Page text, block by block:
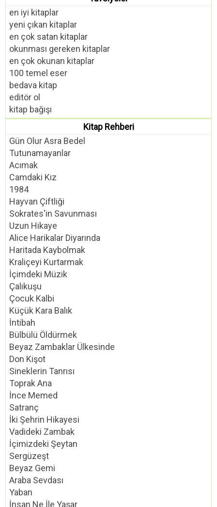
en iyi kitaplar
yeni çıkan kitaplar
en çok satan kitaplar
okunması gereken kitaplar
en çok okunan kitaplar
100 temel eser
bedava kitap
editör ol
kitap bağışı
Kitap Rehberi
Gün Olur Asra Bedel
Tutunamayanlar
Acımak
Camdaki Kız
1984
Hayvan Çiftliği
Sokrates'in Savunması
Uzun Hikaye
Alice Harikalar Diyarında
Haritada Kaybolmak
Kraliçeyi Kurtarmak
İçimdeki Müzik
Çalıkuşu
Çocuk Kalbi
Küçük Kara Balık
İntibah
Bülbülü Öldürmek
Beyaz Zambaklar Ülkesinde
Don Kişot
Sineklerin Tanrısı
Toprak Ana
İnce Memed
Satranç
İki Şehrin Hikayesi
Vadideki Zambak
İçimizdeki Şeytan
Sergüzeşt
Beyaz Gemi
Araba Sevdası
Yaban
İnsan Ne İle Yaşar